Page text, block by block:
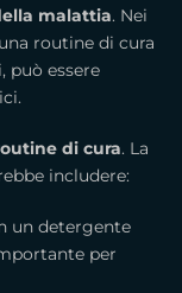
malattia. Nei
routine di cura
può essere
di cura. La
includere:
un detergente
per